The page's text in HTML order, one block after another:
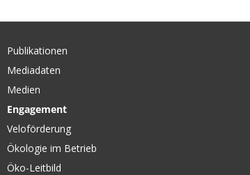
Publikationen
Mediadaten
Medien
Engagement
Veloförderung
Ökologie im Betrieb
Öko-Leitbild